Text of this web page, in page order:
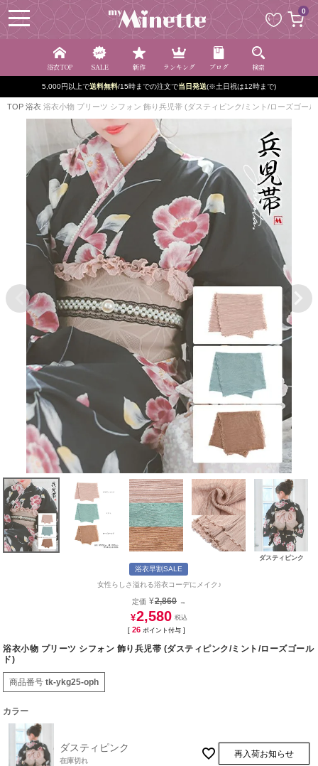
0
浴衣TOP SALE 新作 ランキング ブログ 検索
5,000円以上で送料無料/15時までの注文で当日発送(※土日祝は12時まで)
TOP 浴衣 浴衣小物 プリーツ シフォン 飾り兵児帯 (ダスティピンク/ミント/ローズゴー
ダスティピンク
浴衣早割SALE
女性らしさ溢れる浴衣コーデにメイク♪
定価 ¥2,860 →
¥2,580
[ 26 ポイント付与 ]
浴衣小物 プリーツ シフォン 飾り兵児帯 (ダスティピンク/ミント/ローズゴール
ド)
商品番号 tk-ykg25-oph
カラー
ダスティピンク
在庫切れ
再入荷お知らせ
ペー
ジト
ップ